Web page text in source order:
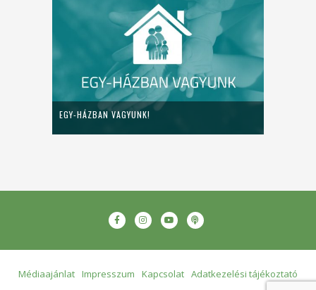
EGY-HÁZBAN VAGYUNK!
Médiaajánlat Impresszum Kapcsolat Adatkezelési tájékoztató